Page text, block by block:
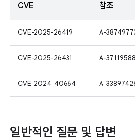
CVE 참조
CVE-2025-26419 A-
CVE-2025-26431 A-
CVE-2024-40664 A-
일반적인 질문 및 답변